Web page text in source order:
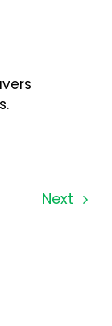
Next